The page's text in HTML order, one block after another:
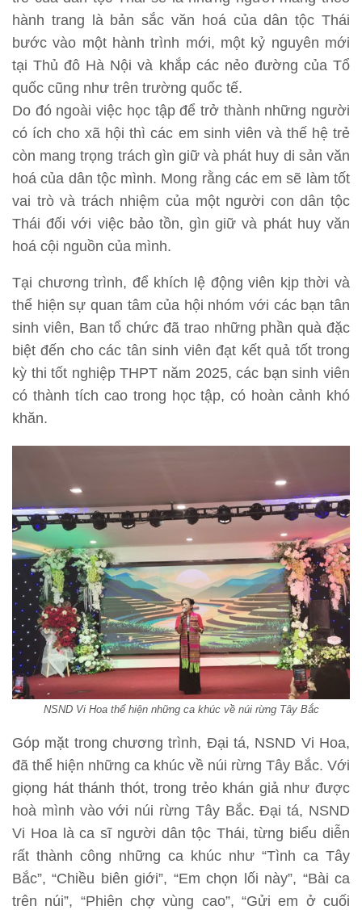
hành trang là bản sắc văn hoá của dân tộc Thái
bước vào một hành trình mới, một kỷ nguyên mới
tại Thủ đô Hà Nội và khắp các nẻo đường của Tổ
quốc cũng như trên trường quốc tế.
Do đó ngoài việc học tập để trở thành những người
có ích cho xã hội thì các em sinh viên và thế hệ trẻ
còn mang trọng trách gìn giữ và phát huy di sản văn
hoá của dân tộc mình. Mong rằng các em sẽ làm tốt
vai trò và trách nhiệm của một người con dân tộc
Thái đối với việc bảo tồn, gìn giữ và phát huy văn
hoá cội nguồn của mình.
Tại chương trình, để khích lệ động viên kịp thời và
thể hiện sự quan tâm của hội nhóm với các bạn tân
sinh viên, Ban tổ chức đã trao những phần quà đặc
biệt đến cho các tân sinh viên đạt kết quả tốt trong
kỳ thi tốt nghiệp THPT năm 2025, các bạn sinh viên
có thành tích cao trong học tập, có hoàn cảnh khó
khăn.
NSND Vi Hoa thể hiện những ca khúc về núi rừng Tây Bắc
Góp mặt trong chương trình, Đại tá, NSND Vi Hoa,
đã thể hiện những ca khúc về núi rừng Tây Bắc. Với
giọng hát thánh thót, trong trẻo khán giả như được
hoà mình vào với núi rừng Tây Bắc. Đại tá, NSND
Vi Hoa là ca sĩ người dân tộc Thái, từng biểu diễn
rất thành công những ca khúc như “Tình ca Tây
Bắc”, “Chiều biên giới”, “Em chọn lối này”, “Bài ca
trên núi”, “Phiên chợ vùng cao”, “Gửi em ở cuối